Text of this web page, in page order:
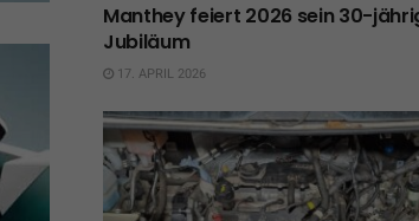
Manthey feiert 2026 sein 30-
Jubiläum
17. APRIL 2026